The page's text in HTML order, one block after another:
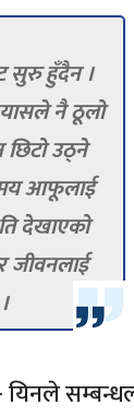
सुरु हुँदैन ।
नै ठूलो
छिटो उठ्ने
आफूलाई
देखाएको
जीवनलाई
यिनले